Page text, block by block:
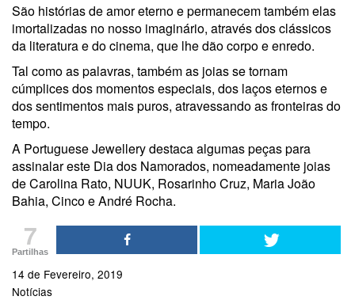
São histórias de amor eterno e permanecem também elas
imortalizadas no nosso imaginário, através dos clássicos
da literatura e do cinema, que lhe dão corpo e enredo.
Tal como as palavras, também as joias se tornam
cúmplices dos momentos especiais, dos laços eternos e
dos sentimentos mais puros, atravessando as fronteiras do
tempo.
A Portuguese Jewellery destaca algumas peças para
assinalar este Dia dos Namorados, nomeadamente joias
de Carolina Rato, NUUK, Rosarinho Cruz, Maria João
Bahia, Cinco e André Rocha.
7
Partilhas
14 de Fevereiro, 2019
Notícias